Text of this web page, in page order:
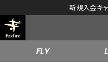
新規入会キ
FLY